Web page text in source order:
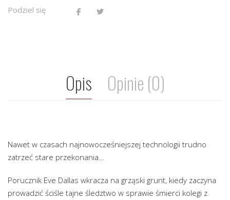
Podziel się
Opis Opinie (0)
Nawet w czasach najnowocześniejszej technologii trudno
zatrzeć stare przekonania…
Porucznik Eve Dallas wkracza na grząski grunt, kiedy zaczyna
prowadzić ściśle tajne śledztwo w sprawie śmierci kolegi z